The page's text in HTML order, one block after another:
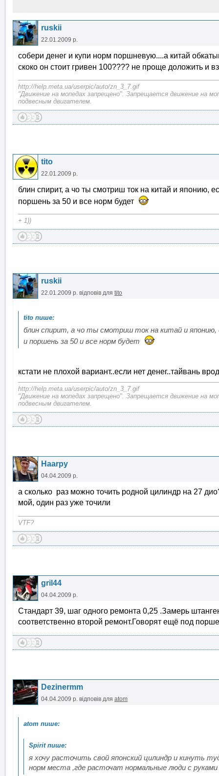
ruskii
22.01.2009 р.
собери денег и купи норм поршневую....а китай
скоко он стоит гривен 100???? не проще доложить и
http://help.meta.ua/userpic/auto/zn_3_7.gif
"Движение на мопедах запрещено". Запрещается движение на
подвесным двигателем.
tito
22.01.2009 р.
блин спирит, а чо ты смотриш ток на китай и японию,
поршень за 50 и все норм будет
+ 1))
ruskii
22.01.2009 р. відповів для tito
блин спирит, а чо ты смотриш ток на китай и
и поршень за 50 и все норм будет
кстати не плохой вариант..если нет денег..тайвань
http://help.meta.ua/userpic/auto/zn_3_7.gif
"Движение на мопедах запрещено". Запрещается движение на
подвесным двигателем.
Haarpy
04.04.2009 р.
а сколько раз можно точить родной цилиндр на 27
мой, один раз уже точили
VTF?
gril44
04.04.2009 р.
Стандарт 39, шаг одного ремонта 0,25 .Замерь
соответственно второй ремонт.Говорят ещё под
Dezinermm
04.04.2009 р. відповів для atom
я хочу расточить свой японский цилиндр и кинуть
норм места ,где расточат нормальные люди с руками